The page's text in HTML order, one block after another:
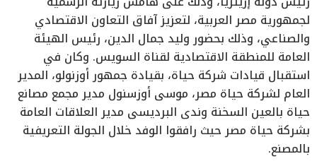
لجمهورية مصر العربية، لتعزيز آفاق التعاون الاقتصادي
والصناعي، وذلك بحضور وليد جمال الدين، رئيس الهيئة
العامة للمنطقة الاقتصادية لقناة السويس. وكان في
استقبال قيادات شركة حياة، بقيادة جمهور أوزنولو، المدير
العام لشركة حياة مصر، موسى أوزسنول مدير مجمع مصانع
حياة بالعين السخنة وندى البرديسى مدير العلاقات العامة
بشركة حياة مصر حيث رافقوا الوفد خلال الجولة التعريفية
بالمصنع.